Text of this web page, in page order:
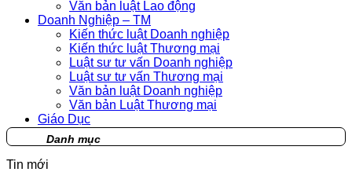
Văn bản luật Lao động
Doanh Nghiệp – TM
Kiến thức luật Doanh nghiệp
Kiến thức luật Thương mại
Luật sư tư vấn Doanh nghiệp
Luật sư tư vấn Thương mại
Văn bản luật Doanh nghiệp
Văn bản Luật Thương mại
Giáo Dục
Danh mục
Tin mới